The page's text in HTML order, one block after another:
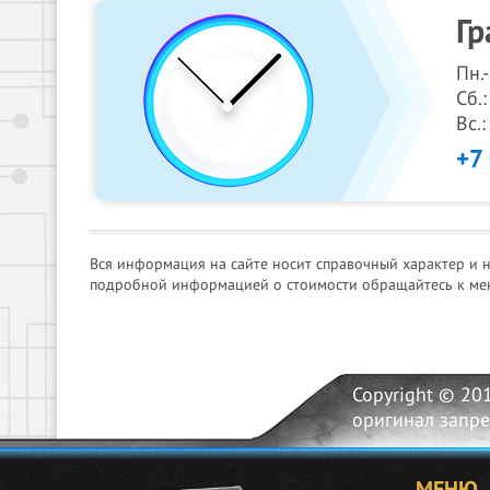
Вся информация на сайте носит справочный характер и
подробной информацией о стоимости обращайтесь к
Copyright ©
оригинал